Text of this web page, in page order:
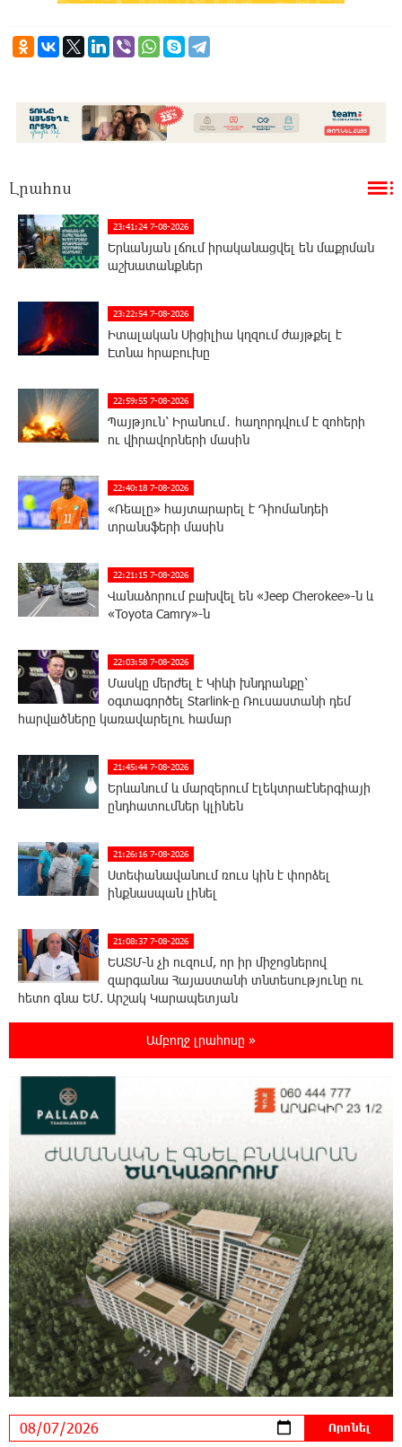
Լրահոս
23:41:24 7-08-2026
Երևանյան լճում իրականացվել են մաքրման
աշխատանքներ
23:22:54 7-08-2026
Իտալական Սիցիլիա կղզում ժայթքել է
Էտնա հրաբուխը
22:59:55 7-08-2026
Պայթյուն՝ Իրանում․ հաղորդվում է զոհերի
ու վիրավորների մասին
22:40:18 7-08-2026
«Ռեալը» հայտարարել է Դիոմանդեի
տրանսֆերի մասին
22:21:15 7-08-2026
Վանաձորում բшխվել են «Jeep Cherokee»-ն և
«Toyota Camry»-ն
22:03:58 7-08-2026
Մասկը մերժել է Կիևի խնդրանքը՝
օգտագործել Starlink-ը Ռուսաստանի դեմ
հարվшծները կառավարելու համար
21:45:44 7-08-2026
Երևանում և մարզերում էլեկտրաէներգիայի
ընդհատումներ կլինեն
21:26:16 7-08-2026
Ստեփանավանում ռուս կին է փորձել
ինքնասպան լինել
21:08:37 7-08-2026
ԵԱՏՄ֊ն չի ուզում, որ իր միջոցներով
զարգանա Հայաստանի տնտեսությունը ու
հետո գնա ԵՄ. Արշակ Կարապետյան
21:07:27 7-08-2026
է Թրամփի 400 միլիոն դոլար արժողությամբ
Սպիտակ տան պարահանդեսային դահլիճի նախագիծը
21:03:44 7-08-2026
Կաթողիկոսի նկատմամբ իրականացվող
բռնադատավարությունը միահեծան
իշխանության հետևանք է. Հանրային Դաշինք
20:59:50 7-08-2026
Մեր երկրում իշխանության և ընդդիմության
անվերջանալի պայքարում տուժում է միայն
ու միայն ՀՀ քաղաքացին. Աննա Կոստանյան
20:49:35 7-08-2026
Փրկարարները հայտանաբերել են մոլորված
զբոսաշրջիկներին
Ամբողջ լրահոսը »